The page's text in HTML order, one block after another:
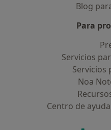
Blog
Para
Servicios
Servicios
Noa
Centro de